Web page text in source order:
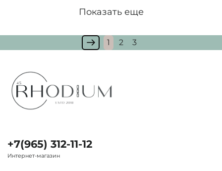
Показать еще
1 2 3
+7(965) 312-11-12
Интернет-магазин